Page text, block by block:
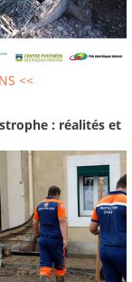
<<
: réalités et